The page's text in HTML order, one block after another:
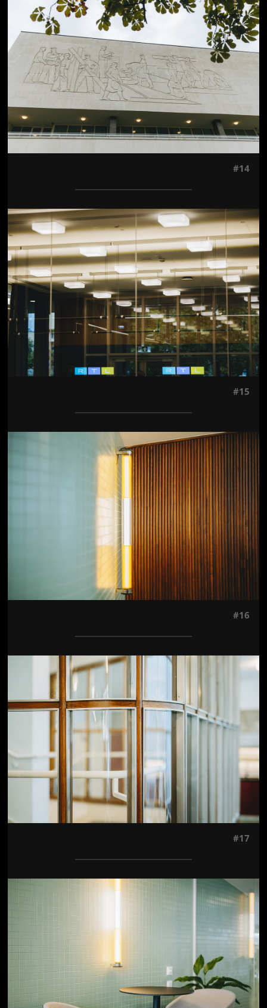
#14
Jön még kép!
#15
Jön még kép!
#16
Jön még kép!
#17
Jön még kép!